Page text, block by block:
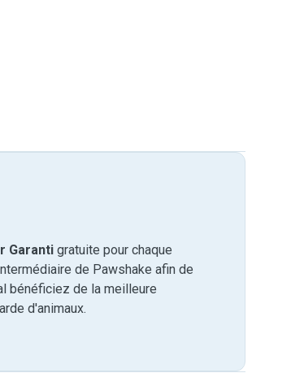
Garanti gratuite pour chaque
de Pawshake afin de
bénéficiez de la meilleure
d'animaux.